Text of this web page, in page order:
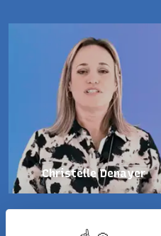
Christelle Denayer